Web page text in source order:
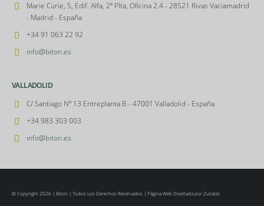
Marie Curie, 5, Edif. Alfa, 2ª Plta, Oficina 2.4 - 28521 Rivas Vaciamadrid
- Madrid - España
+34 91 063 22 92
info@biton.es
VALLADOLID
C/ Santiago Nº 13 Entreplanta B - 47001 Valladolid - España
+34 983 303 003
info@biton.es
© Copyright 2026 | Biton | Todos Los Derechos Reservados | Página Web Diseñada por Zuliatec